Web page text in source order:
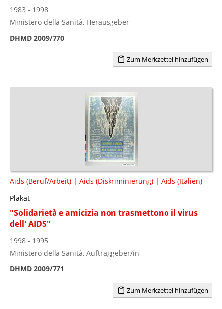
1983 - 1998
Ministero della Sanità, Herausgeber
DHMD 2009/770
Zum Merkzettel hinzufügen
Aids (Beruf/Arbeit) | Aids (Diskriminierung) | Aids (Italien)
Plakat
"Solidarietà e amicizia non trasmettono il virus
dell' AIDS"
1998 - 1995
Ministero della Sanità, Auftraggeber/in
DHMD 2009/771
Zum Merkzettel hinzufügen